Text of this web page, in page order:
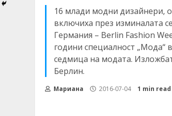
16 млади модни дизайнери,
включиха през изминалата
Германия – Berlin Fashion
години специалност „Мода“
седмица на модата.
Берлин.
Мариана 2016-07-04 1 min read